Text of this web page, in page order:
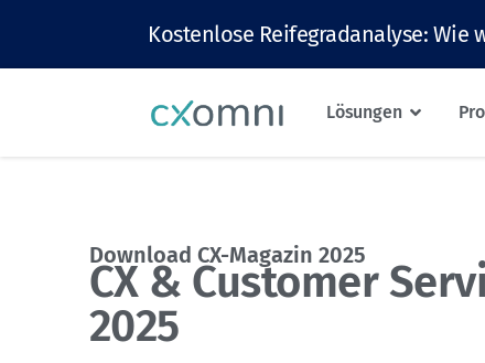
Kostenlose Reifegradanalyse: Wie
Lösungen
Download CX-Magazin 2025
CX & Customer
2025